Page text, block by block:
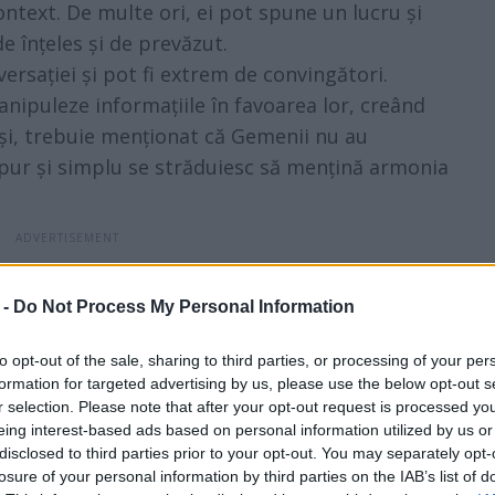
- Do Not Process My Personal Information
opt-out of the sale, sharing to third parties, or processing of your
for targeted advertising by us, please use the below opt-out
selection. Please note that after your opt-out request is processed
interest-based ads based on personal information utilized by us
to third parties prior to your opt-out. You may separately
of your personal information by third parties on the IAB’s list of
De multe ori, ei pot spune un lucru și
înțeles și de prevăzut.
și pot fi extrem de convingători.
informațiile în favoarea lor, creând
trebuie menționat că Gemenii nu au
și simplu se străduiesc să mențină armonia
lor de a menține echilibrul și armonia în
a evita conflictele și de a le face pe plac
au tendința de a le spune oamenilor
nu reflectă neapărat adevăratele lor
a evita confruntările le face adesea să pară
creeze un mediu pașnic și plăcut, acest